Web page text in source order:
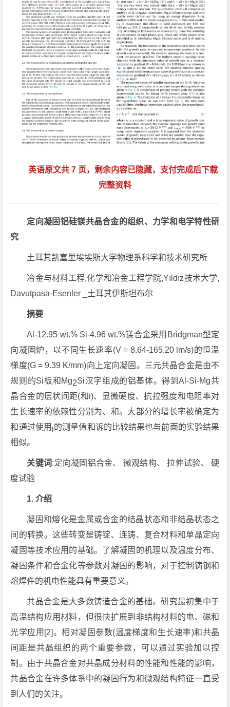
英语原文共 7 页，剩余内容已隐藏，支付完成后下载
完整资料
定向凝固铝硅镁共晶合金的组织、力学和电学特性研
究
土耳其凯塞里埃埃斯大学物理系科学和技术研究所
冶金与材料工程,化学和冶金工程学院,Yıldız技术大学,
Davutpasa-Esenler _土耳其伊斯坦布尔
摘要
Al-12.95 wt.% Si-4.96 wt.%镁合金采用Bridgman型定
向凝固炉，以不同生长速率(V = 8.64-165.20 lm/s)的恒温
梯度(G = 9.39 K/mm)向上定向凝固。三元共晶合金是由不
规则的Si板和Mg2Si汉字组成的铝基体。得到Al-Si-Mg共
晶合金的层状间距(和i)、显微硬度、抗拉强度和电阻率对
生长速率的依赖性分别为、和。大部分的增长率被确定为
和通过使用 i的测量值和诉的比较结果也与前面的实验结果
相似。
关键词 :定向凝固铝合金、 微观结构、 拉伸试验、 硬
度试验
1. 介绍
凝固和熔化是金属或合金的结晶状态和非结晶状态之
间的转换。这些转变是铸锭、连铸、复合材料和单晶定向
凝固等技术应用的基础。了解凝固的机理以及温度分布、
凝固条件和合金化等参数对凝固的影响，对于控制铸钢和
熔焊件的机电性能具有重要意义。
共晶合金是大多数铸造合金的基础。研究最初集中于
高温结构应用材料，但很快扩展到非结构材料的电、磁和
光学应用[2]。相对凝固参数(温度梯度和生长速率)和共晶
间距是共晶组织的两个重要参数，可以通过实验加以控
制。由于共晶合金对共晶成分材料的性能和性能的影响，
共晶合金在许多体系中的凝固行为和微观结构特征一直受
到人们的关注。